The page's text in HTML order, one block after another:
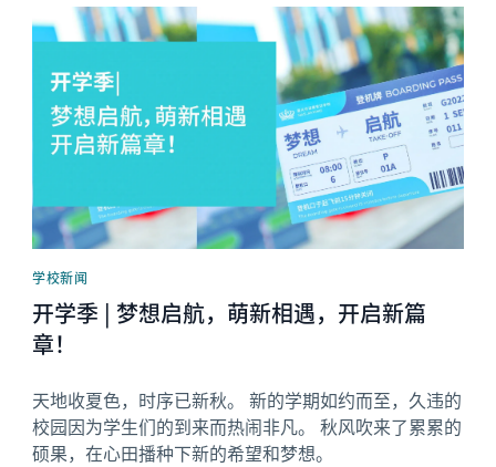
News image
学校新闻
开学季 | 梦想启航，萌新相遇，开启新篇
章！
天地收夏色，时序已新秋。 新的学期如约而至，久违的
校园因为学生们的到来而热闹非凡。 秋风吹来了累累的
硕果，在心田播种下新的希望和梦想。